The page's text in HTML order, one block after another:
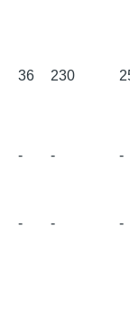
36 230
- - -
- - -